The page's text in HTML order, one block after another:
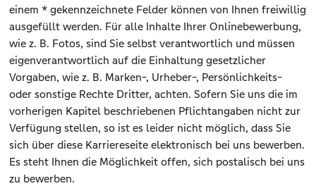
einem * gekennzeichnete Felder können von Ihnen freiwillig
ausgefüllt werden. Für alle Inhalte Ihrer Onlinebewerbung,
wie z. B. Fotos, sind Sie selbst verantwortlich und müssen
eigenverantwortlich auf die Einhaltung gesetzlicher
Vorgaben, wie z. B. Marken-, Urheber-, Persönlichkeits-
oder sonstige Rechte Dritter, achten. Sofern Sie uns die im
vorherigen Kapitel beschriebenen Pflichtangaben nicht zur
Verfügung stellen, so ist es leider nicht möglich, dass Sie
sich über diese Karriereseite elektronisch bei uns bewerben.
Es steht Ihnen die Möglichkeit offen, sich postalisch bei uns
zu bewerben.